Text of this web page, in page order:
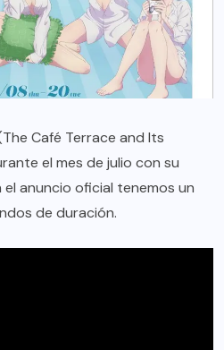
Café Terrace and Its
el mes de julio con su
anuncio oficial tenemos un
de duración.